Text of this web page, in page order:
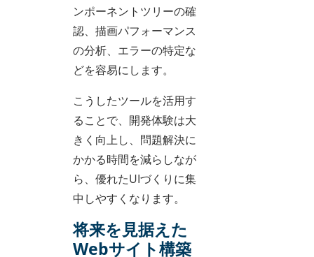
ンポーネントツリーの確
認、描画パフォーマンス
の分析、エラーの特定な
どを容易にします。
こうしたツールを活用す
ることで、開発体験は大
きく向上し、問題解決に
かかる時間を減らしなが
ら、優れたUIづくりに集
中しやすくなります。
将来を見据えた
Webサイト構築